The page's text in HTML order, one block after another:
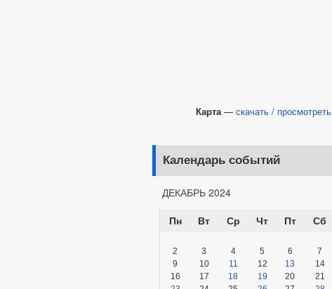
Карта — скачать / просмотреть
Календарь событий
ДЕКАБРЬ 2024
Пн
Вт Ср Чт Пт Сб
2
3 4 5 6 7
9
10 11 12 13 14
16
17 18 19 20 21